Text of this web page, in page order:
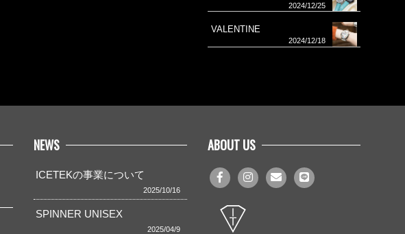
2024/12/25
VALENTINE
2024/12/18
NEWS
ICETEKの事業について
2025/10/16
SPINNER UNISEX
2025/04/9
ABOUT US